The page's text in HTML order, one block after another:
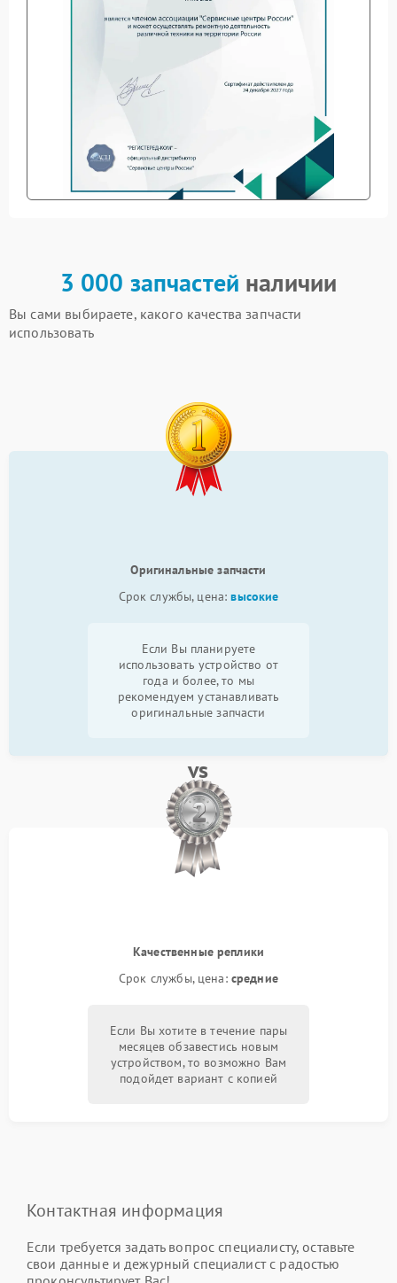
3 000 запчастей наличии
Вы сами выбираете, какого качества запчасти
использовать
Оригинальные запчасти
Срок службы, цена:высокие
Если Вы планируете
использовать устройство от
года и более, то мы
рекомендуем устанавливать
оригинальные запчасти
vs
Качественные реплики
Срок службы, цена: средние
Если Вы хотите в течение пары
месяцев обзавестись новым
устройством, то возможно Вам
подойдет вариант с копией
Контактная информация
Если требуется задать вопрос специалисту, оставьте
свои данные и дежурный специалист с радостью